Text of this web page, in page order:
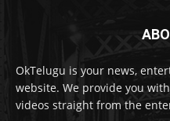
OkTelugu is your news,
website. We provide you
videos straight from the